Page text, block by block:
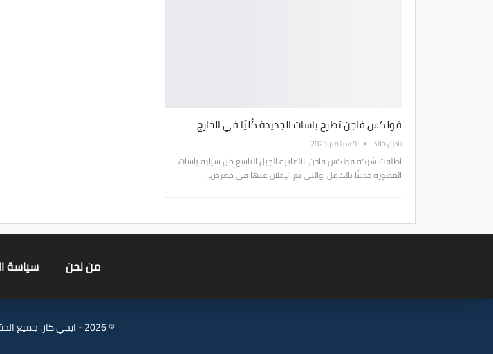
فولكس فاجن تطرح باسات الجديدة كُليًا في الخارج
نادين خالد 9 سبتمبر 2023
أطلقت شركة فولكس فاجن الألمانية الجيل التاسع من سيارة باسات
المطورة حديثًا بالكامل، والتي تم الإعلان عنها في معرض…
من نحن سياسة
© 2026 - ايجي كار. جميع الحقوق محفوظة.